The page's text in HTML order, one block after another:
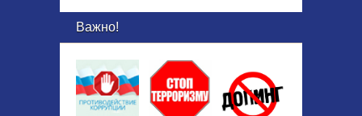
Важно!